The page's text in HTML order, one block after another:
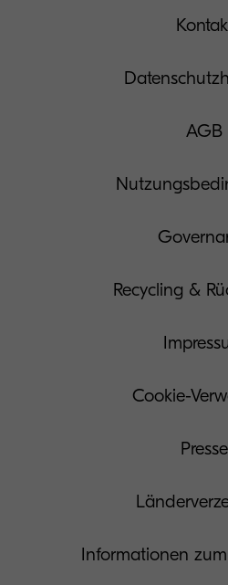
AGB
Recycling &
Cookie-
Presse
Informationen